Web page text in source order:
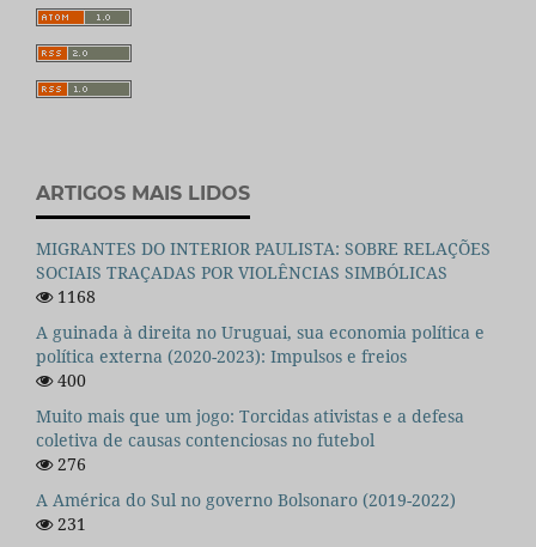
ARTIGOS MAIS LIDOS
MIGRANTES DO INTERIOR PAULISTA: SOBRE RELAÇÕES
SOCIAIS TRAÇADAS POR VIOLÊNCIAS SIMBÓLICAS
1168
A guinada à direita no Uruguai, sua economia política e
política externa (2020-2023): Impulsos e freios
400
Muito mais que um jogo: Torcidas ativistas e a defesa
coletiva de causas contenciosas no futebol
276
A América do Sul no governo Bolsonaro (2019-2022)
231